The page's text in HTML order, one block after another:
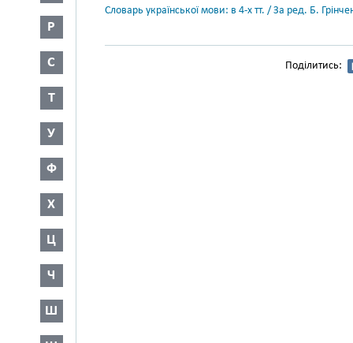
Р
С
Т
У
Ф
Х
Ц
Ч
Ш
Словарь української мови: в 4-х тт. / За ред. Б.
Поділитись: